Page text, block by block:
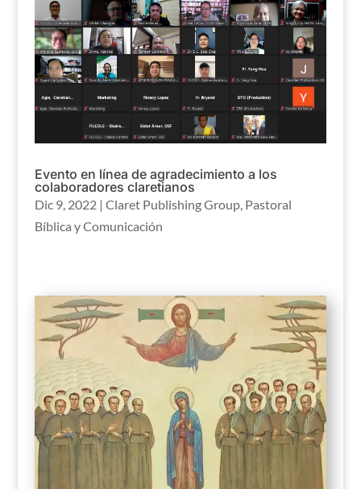
Evento en línea de agradecimiento a los
colaboradores claretianos
Dic 9, 2022| Claret Publishing Group, Pastoral
Bíblica y Comunicación